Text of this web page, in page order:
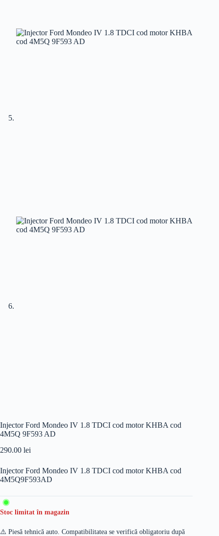
Injector Ford Mondeo IV 1.8 TDCI cod motor KHBA cod
4M5Q 9F593 AD
290.00 lei
Injector Ford Mondeo IV 1.8 TDCI cod motor KHBA cod
4M5Q9F593AD
Stoc limitat în magazin
⚠️ Piesă tehnică auto. Compatibilitatea se verifică obligatoriu după